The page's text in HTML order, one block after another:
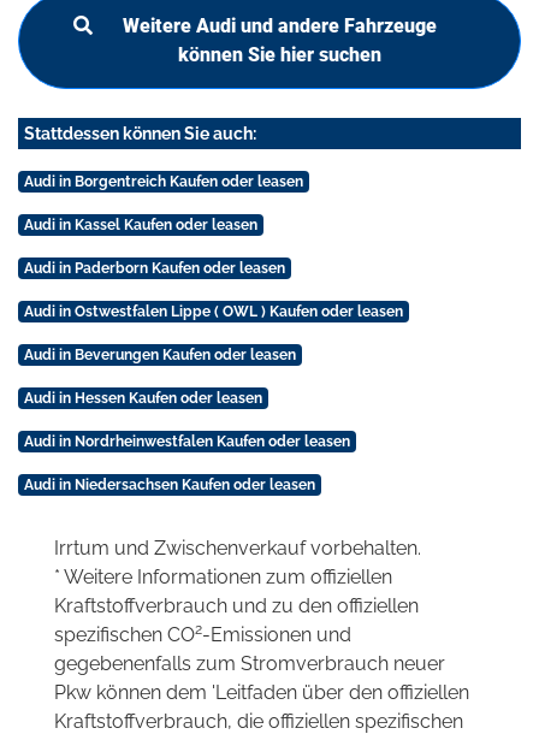
Weitere Audi und andere Fahrzeuge
können Sie hier suchen
Stattdessen können Sie auch:
Audi in Borgentreich Kaufen oder leasen
Audi in Kassel Kaufen oder leasen
Audi in Paderborn Kaufen oder leasen
Audi in Ostwestfalen Lippe ( OWL ) Kaufen oder leasen
Audi in Beverungen Kaufen oder leasen
Audi in Hessen Kaufen oder leasen
Audi in Nordrheinwestfalen Kaufen oder leasen
Audi in Niedersachsen Kaufen oder leasen
Irrtum und Zwischenverkauf vorbehalten.
* Weitere Informationen zum offiziellen
Kraftstoffverbrauch und zu den offiziellen
spezifischen CO2-Emissionen und
gegebenenfalls zum Stromverbrauch neuer
Pkw können dem 'Leitfaden über den offiziellen
Kraftstoffverbrauch, die offiziellen spezifischen